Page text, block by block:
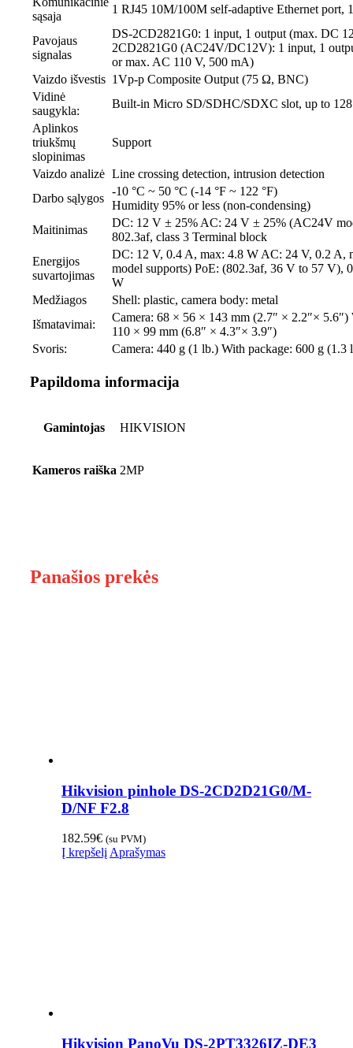
sąsaja
1 RJ45 10M/100M self-adaptive Ethernet port,
Pavojaus
signalas
DS-2CD2821G0: 1 input, 1 output (max. DC
2CD2821G0 (AC24V/DC12V): 1 input, 1
or max. AC 110 V, 500 mA)
Vaizdo išvestis 1Vp-p Composite Output (75 Ω, BNC)
Vidinė
saugykla:
Built-in Micro SD/SDHC/SDXC slot, up to
Aplinkos
triukšmų
slopinimas
Support
Vaizdo analizė Line crossing detection, intrusion detection
Darbo sąlygos
-10 °C ~ 50 °C (-14 °F ~ 122 °F)
Humidity 95% or less (non-condensing)
Maitinimas
DC: 12 V ± 25% AC: 24 V ± 25% (AC24V
802.3af, class 3 Terminal block
Energijos
suvartojimas
DC: 12 V, 0.4 A, max: 4.8 W AC: 24 V, 0.2 A,
model supports) PoE: (802.3af, 36 V to 57 V),
W
Medžiagos
Shell: plastic, camera body: metal
Išmatavimai:
Camera: 68 × 56 × 143 mm (2.7″ × 2.2″× 5.6″)
110 × 99 mm (6.8″ × 4.3″× 3.9″)
Svoris:
Camera: 440 g (1 lb.) With package: 600 g (1.3
Papildoma informacija
Gamintojas HIKVISION
Kameros raiška 2MP
Panašios prekės
Hikvision pinhole DS-2CD2D21G0/M-
D/NF F2.8
182.59€ (su PVM)
Į krepšelį Aprašymas
Hikvision PanoVu DS-2PT3326IZ-DE3